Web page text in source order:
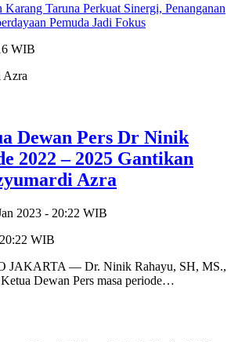
Karang Taruna Perkuat Sinergi, Penanganan
Pemuda Jadi Fokus
WIB
Azra
Dewan Pers Dr Ninik
2022 – 2025 Gantikan
Azra
2023 - 20:22 WIB
WIB
JAKARTA — Dr. Ninik Rahayu, SH, MS.,
Dewan Pers masa periode…